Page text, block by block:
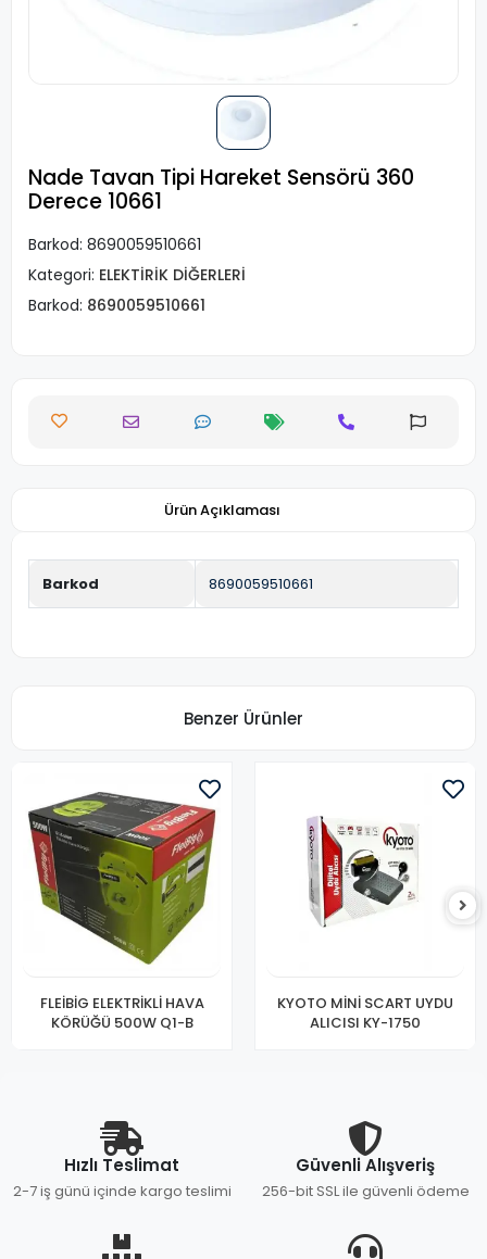
Nade Tavan Tipi Hareket Sensörü 360
Derece 10661
Barkod: 8690059510661
Kategori: ELEKTİRİK DİĞERLERİ
Barkod: 8690059510661
Ürün Açıklaması
Barkod 8690059510661
Benzer Ürünler
FLEİBİG ELEKTRİKLİ HAVA
KÖRÜĞÜ 500W Q1-B
KYOTO MİNİ SCART UYDU
ALICISI KY-1750
Hızlı Teslimat
2-7 iş günü içinde kargo teslimi
Güvenli Alışveriş
256-bit SSL ile güvenli ödeme